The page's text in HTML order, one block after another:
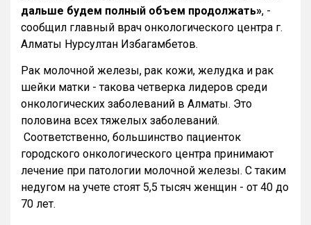
дальше будем полный объем продолжать», -
сообщил главный врач онкологического центра г.
Алматы Нурсултан Избагамбетов.
Рак молочной железы, рак кожи, желудка и рак
шейки матки - такова четверка лидеров среди
онкологических заболеваний в Алматы. Это
половина всех тяжелых заболеваний.
Соответственно, большинство пациенток
городского онкологического центра принимают
лечение при патологии молочной железы. С таким
недугом на учете стоят 5,5 тысяч женщин - от 40 до
70 лет.